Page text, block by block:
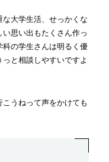
大学生活、せっかくな
思い出もたくさん作っ
の学生さんは明るく優
と相談しやすいですよ
うねって声をかけても